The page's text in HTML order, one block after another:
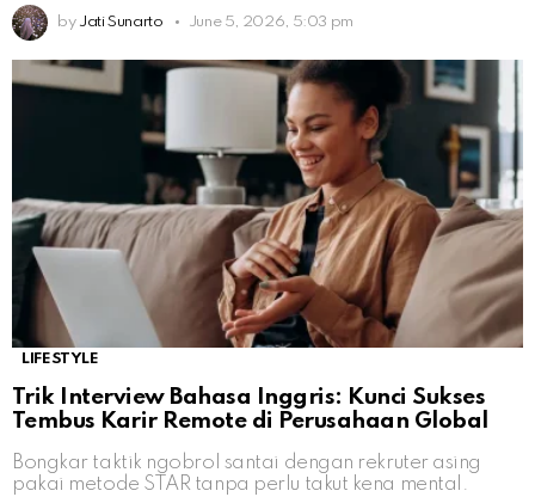
by Jati Sunarto June 5, 2026, 5:03 pm
LIFESTYLE
Trik Interview Bahasa Inggris: Kunci Sukses
Tembus Karir Remote di Perusahaan Global
Bongkar taktik ngobrol santai dengan rekruter asing
pakai metode STAR tanpa perlu takut kena mental.